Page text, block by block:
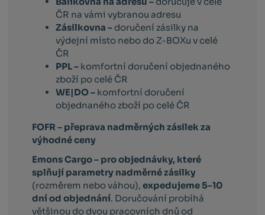
ČR na vámi vybranou adresu
Zásilkovna – doručení zásilky na
výdejní místo nebo do Z-BOXu v celé
ČR
PPL – komfortní doručení objednaného
zboží po celé ČR
WE|DO – komfortní doručení
objednaného zboží po celé ČR
FOFR – přeprava nadměrných zásilek za
výhodné ceny
Emons Cargo – pro objednávky, které
splňují parametry nadměrné zásilky
(rozměrem nebo váhou),expedujeme 5–10
dní od objednání. Doručování probíhá
většinou do dvou pracovních dnů od